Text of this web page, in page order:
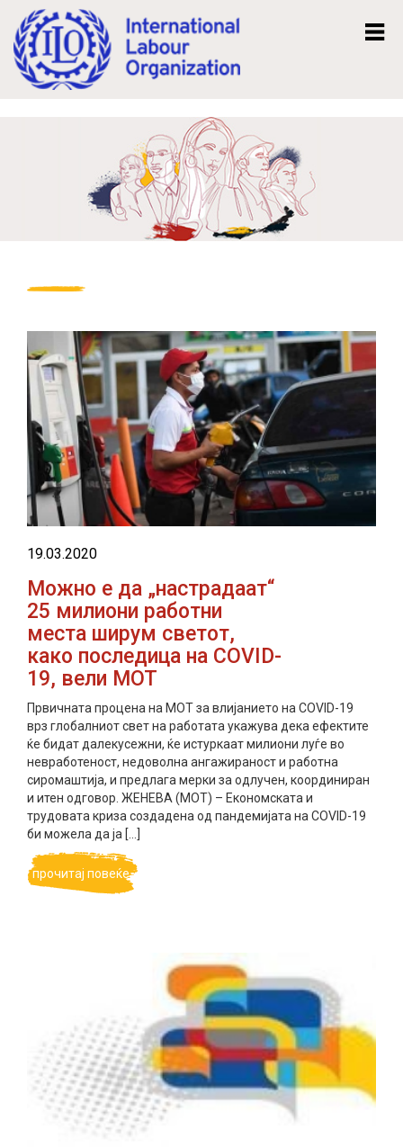
19.03.2020
Можно е да „настрадаат“
25 милиони работни
места ширум светот,
како последица на COVID-
19, вели МОТ
Првичната процена на МОТ за влијанието на COVID-19
врз глобалниот свет на работата укажува дека ефектите
ќе бидат далекусежни, ќе истуркаат милиони луѓе во
невработеност, недоволна ангажираност и работна
сиромаштија, и предлага мерки за одлучен, координиран
и итен одговор. ЖЕНЕВА (МОТ) – Економската и
трудовата криза создадена од пандемијата на COVID-19
би можела да ја […]
прочитај повеќе